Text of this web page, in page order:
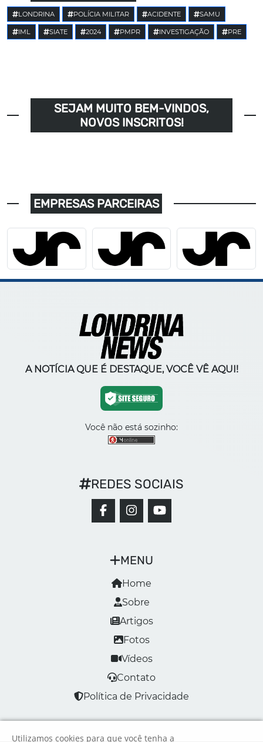
LONDRINA POLÍCIA MILITAR ACIDENTE SAMU
IML SIATE 2024 PMPR INVESTIGAÇÃO PRE
SEJAM MUITO BEM-VINDOS,
NOVOS INSCRITOS!
EMPRESAS PARCEIRAS
A NOTÍCIA QUE É DESTAQUE, VOCÊ VÊ AQUI!
Você não está sozinho:
MENU
Home
Sobre
Artigos
Fotos
Vídeos
Contato
Política de Privacidade
REDES SOCIAIS
Utilizamos cookies para que você tenha a